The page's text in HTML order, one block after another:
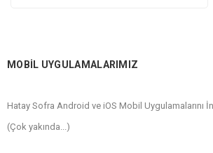
MOBİL UYGULAMALARIMIZ
Hatay Sofra Android ve iOS Mobil Uygulamalarını
(Çok yakında...)